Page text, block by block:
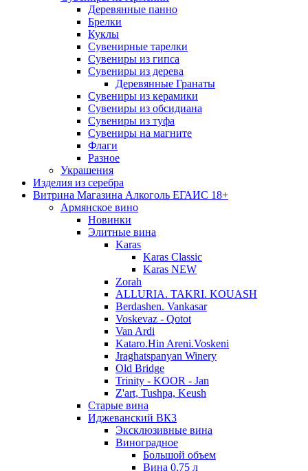
Деревянные панно
Брелки
Куклы
Сувенирные тарелки
Сувениры из гипса
Сувениры из дерева
Деревянные Гранаты
Сувениры из керамики
Сувениры из обсидиана
Сувениры из туфа
Сувениры на магните
Флаги
Разное
Украшения
Изделия из серебра
Витрина Магазина Алкоголь ЕГАИС 18+
Армянское вино
Новинки
Элитные вина
Karas
Karas Classic
Karas NEW
Zorah
ALLURIA. TAKRI. KOUASH
Berdashen. Vankasar
Voskevaz - Qotot
Van Ardi
Kataro.Hin Areni.Voskeni
Jraghatspanyan Winery
Old Bridge
Trinity - KOOR - Jan
Z'art, Tushpa, Keush
Старые вина
Иджеванский ВК3
Эксклюзивные вина
Виноградное
Большой объем
Вина 0,75 л